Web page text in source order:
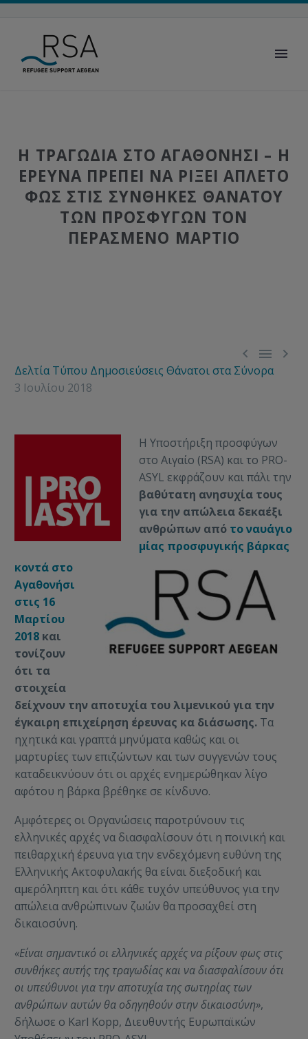
Η ΤΡΑΓΩΔΙΑ ΣΤΟ ΑΓΑΘΟΝΗΣΙ – Η
ΕΡΕΥΝΑ ΠΡΕΠΕΙ ΝΑ ΡΙΞΕΙ ΑΠΛΕΤΟ
ΦΩΣ ΣΤΙΣ ΣΥΝΘΗΚΕΣ ΘΑΝΑΤΟΥ
ΤΩΝ ΠΡΟΣΦΥΓΩΝ ΤΟΝ
ΠΕΡΑΣΜΕΝΟ ΜΑΡΤΙΟ
  
Δελτία Τύπου Δημοσιεύσεις Θάνατοι στα Σύνορα
3 Ιουλίου 2018
Η Yποστήριξη προσφύγων
στο Αιγαίο (RSA) και το PRO-
ASYL εκφράζουν και πάλι την
βαθύτατη ανησυχία τους
για την απώλεια δεκαέξι
ανθρώπων απότο ναυάγιο
μίας προσφυγικής βάρκας
κοντά στο
Αγαθονήσι
στις 16
Μαρτίου
2018 και
τονίζουν
ότι τα
στοιχεία
δείχνουν την αποτυχία του λιμενικού για την
έγκαιρη επιχείρηση έρευνας κα διάσωσης. Τα
ηχητικά και γραπτά μηνύματα καθώς και οι
μαρτυρίες των επιζώντων και των συγγενών τους
καταδεικνύουν ότι οι αρχές ενημερώθηκαν λίγο
αφότου η βάρκα βρέθηκε σε κίνδυνο.
Αμφότερες οι Οργανώσεις παροτρύνουν τις
ελληνικές αρχές να διασφαλίσουν ότι η ποινική και
πειθαρχική έρευνα για την ενδεχόμενη ευθύνη της
Eλληνικής Aκτοφυλακής θα είναι διεξοδική και
αμερόληπτη και ότι κάθε τυχόν υπεύθυνος για την
απώλεια ανθρώπινων ζωών θα προσαχθεί στη
δικαιοσύνη.
«Είναι σημαντικό οι ελληνικές αρχές να ρίξουν φως στις
συνθήκες αυτής της τραγωδίας και να διασφαλίσουν ότι
οι υπεύθυνοι για την αποτυχία της σωτηρίας των
ανθρώπων αυτών θα οδηγηθούν στην δικαιοσύνη»,
δήλωσε ο Karl Kopp, Διευθυντής Ευρωπαϊκών